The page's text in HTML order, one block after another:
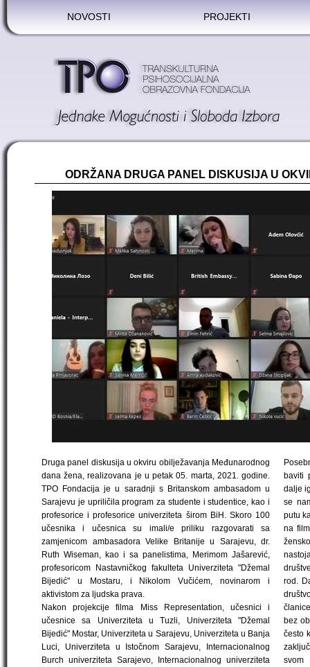
NOVOSTI PROJEKTI
ODRŽANA DRUGA PANEL DISKUSIJA U
Druga panel diskusija u okviru obilježavanja Međunarodnog
dana žena, realizovana je u petak 05. marta, 2021. godine.
TPO Fondacija je u saradnji s Britanskom ambasadom u
Sarajevu je upriličila program za studente i studentice, kao i
profesorice i profesorice univerziteta širom BiH. Skoro 100
učesnika i učesnica su imali/e priliku razgovarati sa
zamjenicom ambasadora Velike Britanije u Sarajevu, dr.
Ruth Wiseman, kao i sa panelistima, Merimom Jašarević,
profesoricom Nastavničkog fakulteta Univerziteta "Džemal
Bijedić" u Mostaru, i Nikolom Vučićem, novinarom i
aktivistom za ljudska prava.
Nakon projekcije filma Miss Representation, učesnici i
učesnice sa Univerziteta u Tuzli, Univerziteta "Džemal
Bijedić" Mostar, Univerziteta u Sarajevu, Univerziteta u Banja
Luci, Univerziteta u Istočnom Sarajevu, Internacionalnog
Burch univerziteta Sarajevo, Internacionalnog univerziteta
baviti
dalje
se
putu
na
rod.
bez
često